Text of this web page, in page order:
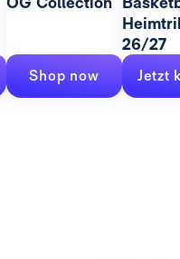
Shop now
26/27
Jetzt